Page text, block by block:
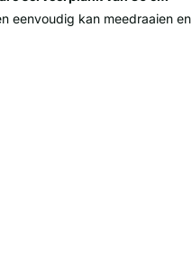
eenvoudig kan meedraaien en